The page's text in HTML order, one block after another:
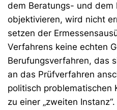
dem Beratungs- und dem
objektivieren, wird nicht
setzen der
Verfahrens keine echten
Berufungsverfahren, das
an das Prüfverfahren
politisch problematischen
zu einer „zweiten